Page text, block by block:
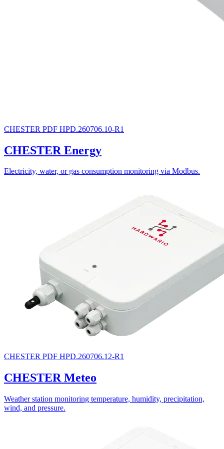
CHESTER PDF HPD.260706.10-R1
CHESTER Energy
Electricity, water, or gas consumption monitoring via Modbus.
CHESTER PDF HPD.260706.12-R1
CHESTER Meteo
Weather station monitoring temperature, humidity, precipitation,
wind, and pressure.